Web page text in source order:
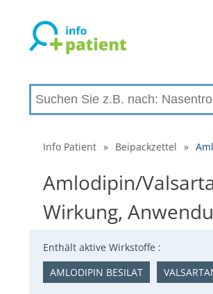
Info Patient » Beipackzettel »
Amlodipin/
Wirkung,
Enthält aktive Wirkstoffe :
AMLODIPIN BESILAT